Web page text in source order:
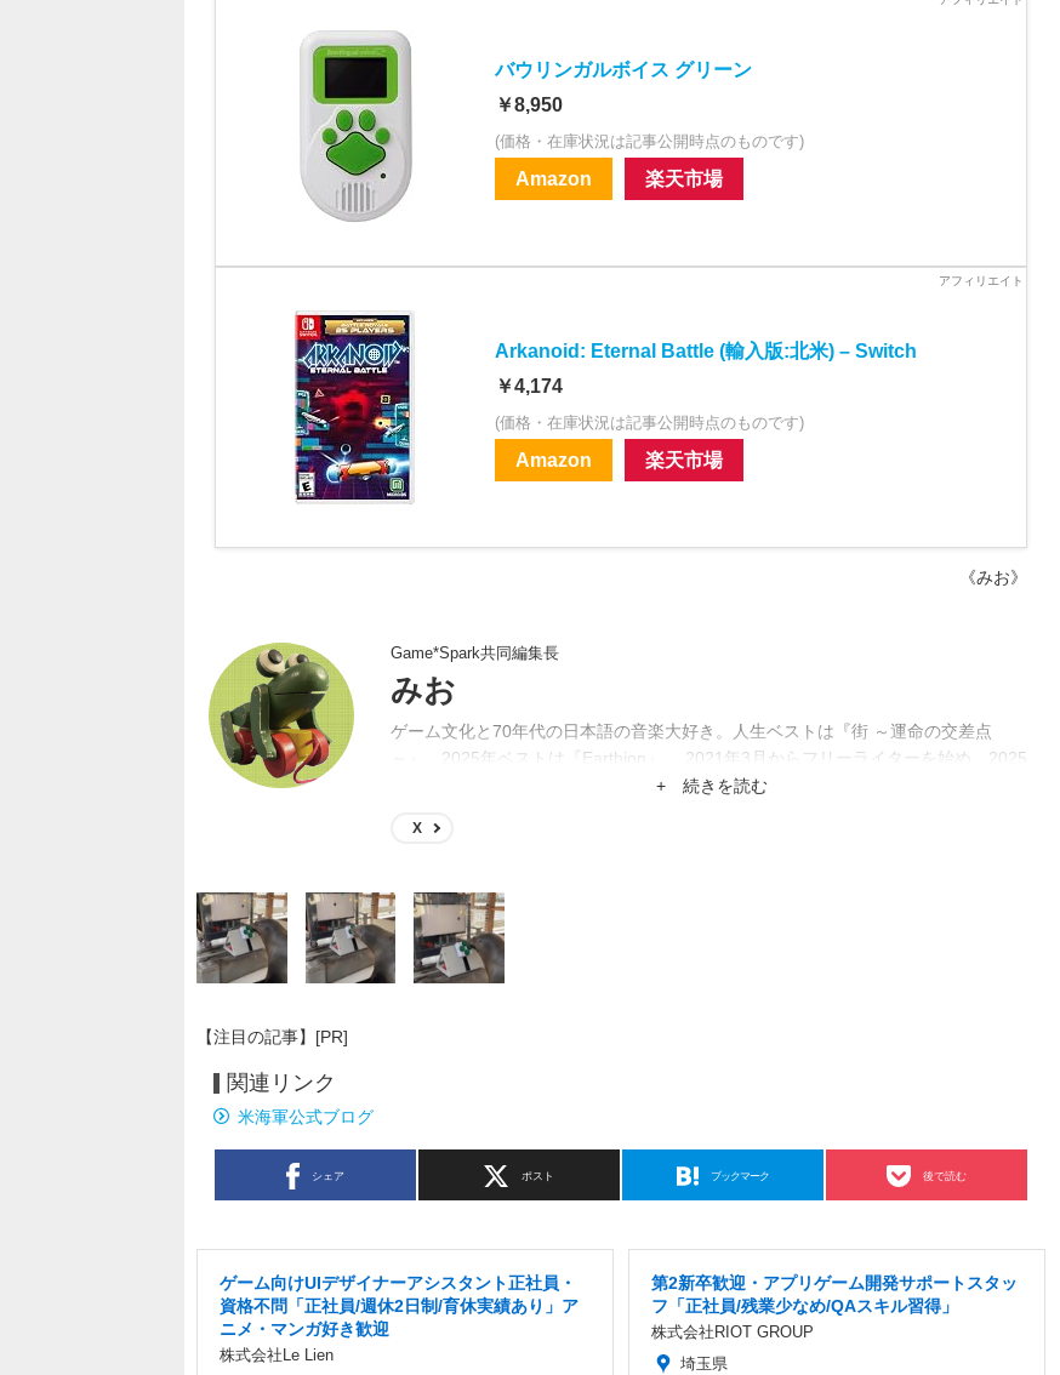
バウリンガルボイス グリーン
￥8,950
(価格・在庫状況は記事公開時点のものです)
Amazon 楽天市場
Arkanoid: Eternal Battle (輸入版:北米) – Switch
￥4,174
(価格・在庫状況は記事公開時点のものです)
Amazon 楽天市場
《みお》
Game*Spark共同編集長
みお
ゲーム文化と70年代の日本語の音楽大好き。人生ベストは『街 ～運命の交差点
～』。2025年ベストは『Earthion』。 2021年3月からフリーライターを始め、2025
年4月にGame*Spark編集部入り。2026年1月に共同編集長になりました。
+ 続きを読む
X
【注目の記事】[PR]
関連リンク
米海軍公式ブログ
シェア ポスト ブックマーク 後で読む
ゲーム向けUIデザイナーアシスタント正社員・
資格不問「正社員/週休2日制/育休実績あり」ア
ニメ・マンガ好き歓迎
株式会社Le Lien
第2新卒歓迎・アプリゲーム開発サポートスタッ
フ「正社員/残業少なめ/QAスキル習得」
株式会社RIOT GROUP
埼玉県